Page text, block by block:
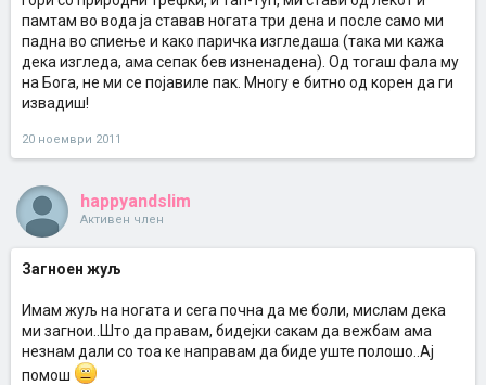
памтам во вода ја ставав ногата три дена и после само ми
падна во спиење и како паричка изгледаша (така ми кажа
дека изгледа, ама сепак бев изненадена). Од тогаш фала му
на Бога, не ми се појавиле пак. Многу е битно од корен да ги
извадиш!
20 ноември 2011
happyandslim
Активен член
Загноен жуљ
Имам жуљ на ногата и сега почна да ме боли, мислам дека
ми загнои..Што да правам, бидејки сакам да вежбам ама
незнам дали со тоа ке направам да биде уште полошо..Ај
помош